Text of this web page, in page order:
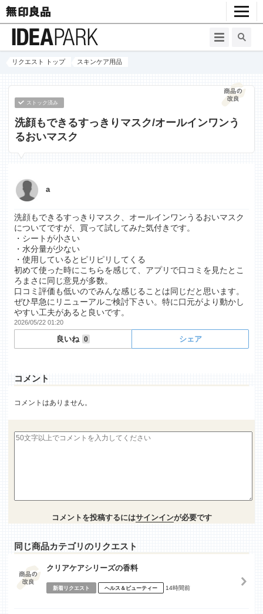
リクエスト トップ スキンケア用品
ストック済み
洗顔もできるすっきりマスク/オールインワンう
るおいマスク
a
洗顔もできるすっきりマスク、オールインワンうるおいマスク
についてですが、買って試してみた気付きです。
・シートが小さい
・水分量が少ない
・使用しているとピリピリしてくる
初めて使った時にこちらを感じて、アプリで口コミを見たとこ
ろまさに同じ意見が多数。
口コミ評価も低いのでみんな感じることは同じだと思います。
ぜひ早急にリニューアルご検討下さい。特に口元がより動かし
やすい工夫があると良いです。
2026/05/22 01:20
良いね 0 シェア
コメント
コメントはありません。
コメントを投稿するにはサインインが必要です
同じ商品カテゴリのリクエスト
クリアケアシリーズの香料
新着リクエスト ヘルス＆ビューティー 14時間前